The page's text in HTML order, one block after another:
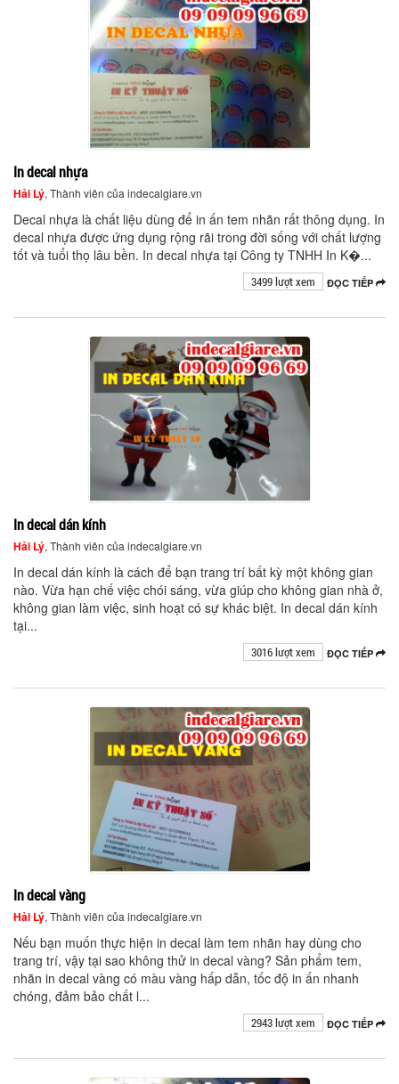
In decal nhựa
Hải Lý, Thành viên của indecalgiare.vn
Decal nhựa là chất liệu dùng để in ấn tem nhãn rất thông dụng. In
decal nhựa được ứng dụng rộng rãi trong đời sống với chất lượng
tốt và tuổi thọ lâu bền. In decal nhựa tại Công ty TNHH In K�...
ĐỌC TIẾP
3499 lượt xem
In decal dán kính
Hải Lý, Thành viên của indecalgiare.vn
In decal dán kính là cách để bạn trang trí bất kỳ một không gian
nào. Vừa hạn chế việc chói sáng, vừa giúp cho không gian nhà ở,
không gian làm việc, sinh hoạt có sự khác biệt. In decal dán kính
tại...
ĐỌC TIẾP
3016 lượt xem
In decal vàng
Hải Lý, Thành viên của indecalgiare.vn
Nếu bạn muốn thực hiện in decal làm tem nhãn hay dùng cho
trang trí, vậy tại sao không thử in decal vàng? Sản phẩm tem,
nhãn in decal vàng có màu vàng hấp dẫn, tốc độ in ấn nhanh
chóng, đảm bảo chất l...
ĐỌC TIẾP
2943 lượt xem